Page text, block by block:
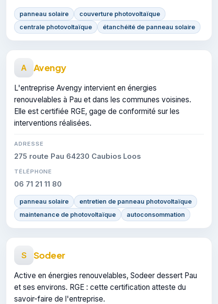
panneau solaire
couverture photovoltaïque
centrale photovoltaïque
étanchéité de panneau solaire
A Avengy
L'entreprise Avengy intervient en énergies
renouvelables à Pau et dans les communes voisines.
Elle est certifiée RGE, gage de conformité sur les
interventions réalisées.
ADRESSE
275 route Pau 64230 Caubios Loos
TÉLÉPHONE
06 71 21 11 80
panneau solaire
entretien de panneau photovoltaïque
maintenance de photovoltaïque
autoconsommation
S Sodeer
Active en énergies renouvelables, Sodeer dessert Pau
et ses environs. RGE : cette certification atteste du
savoir-faire de l'entreprise.